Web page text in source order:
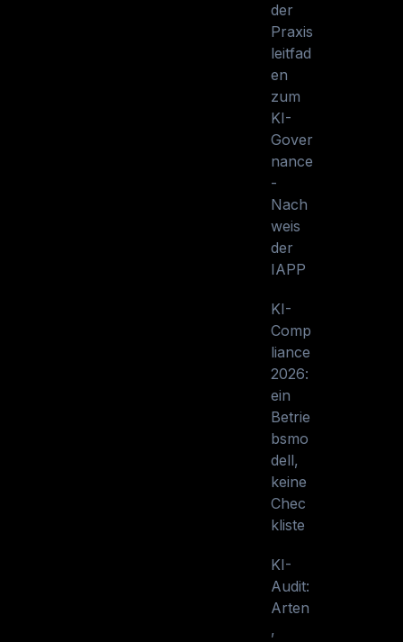
der
Praxis
leitfad
en
zum
KI-
Gover
nance
-
Nach
weis
der
IAPP
KI-
Comp
liance
2026:
ein
Betrie
bsmo
dell,
keine
Chec
kliste
KI-
Audit:
Arten
,